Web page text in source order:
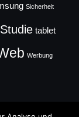
Sicherheit
Studie tablet
Werbung